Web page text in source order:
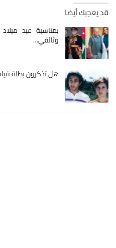
قد يعجبك أيضا
بمناسبة عيد ميلاد
وثائقي…
هل تذكرون بطلة